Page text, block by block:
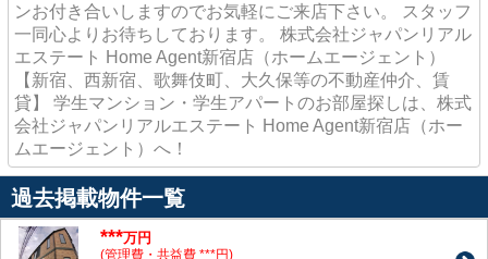
ンお付き合いしますのでお気軽にご来店下さい。 スタッフ
一同心よりお待ちしております。 株式会社ジャパンリアル
エステート Home Agent新宿店（ホームエージェント）
【新宿、西新宿、歌舞伎町、大久保等の不動産仲介、賃
貸】 学生マンション・学生アパートのお部屋探しは、株式
会社ジャパンリアルエステート Home Agent新宿店（ホー
ムエージェント）へ！
過去掲載物件一覧
***万円
(管理費・共益費 ***円)